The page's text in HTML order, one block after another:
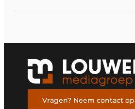
Vragen? Neem contact op